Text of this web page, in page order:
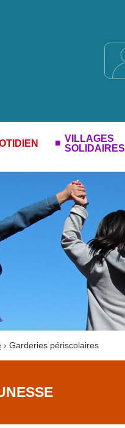
VILLAGES
SOLIDAIRES
› Garderies périscolaires